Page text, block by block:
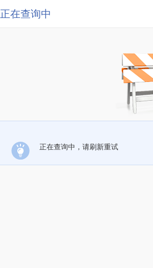
正在查询中
正在查询中，请刷新重试